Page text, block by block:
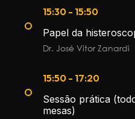
15:30 - 15:50
Papel da
Dr. José Vitor Zanardi
15:50 - 17:20
Sessão prática
mesas)